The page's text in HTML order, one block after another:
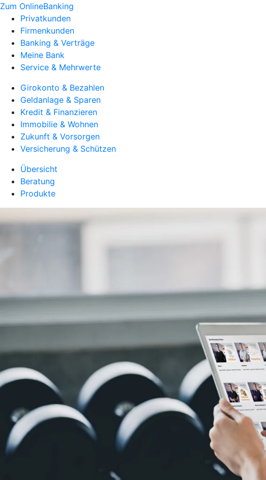
Zum OnlineBanking
Privatkunden
Firmenkunden
Banking & Verträge
Meine Bank
Service & Mehrwerte
Girokonto & Bezahlen
Geldanlage & Sparen
Kredit & Finanzieren
Immobilie & Wohnen
Zukunft & Vorsorgen
Versicherung & Schützen
Übersicht
Beratung
Produkte